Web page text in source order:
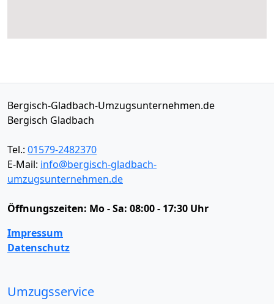
Bergisch-Gladbach-Umzugsunternehmen.de
Bergisch Gladbach
Tel.: 01579-2482370
E-Mail: info@bergisch-gladbach-
umzugsunternehmen.de
Öffnungszeiten: Mo - Sa: 08:00 - 17:30 Uhr
Impressum
Datenschutz
Umzugsservice